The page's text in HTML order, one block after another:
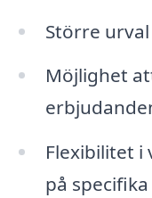
Större
Möjlighet
Flexibilitet i
på